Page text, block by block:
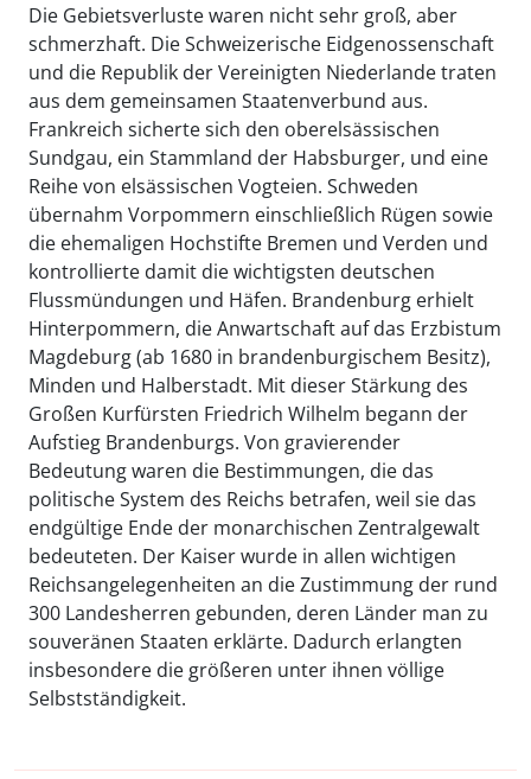
Die Gebietsverluste waren nicht sehr groß, aber
schmerzhaft. Die Schweizerische Eidgenossenschaft
und die Republik der Vereinigten Niederlande traten
aus dem gemeinsamen Staatenverbund aus.
Frankreich sicherte sich den oberelsässischen
Sundgau, ein Stammland der Habsburger, und eine
Reihe von elsässischen Vogteien. Schweden
übernahm Vorpommern einschließlich Rügen sowie
die ehemaligen Hochstifte Bremen und Verden und
kontrollierte damit die wichtigsten deutschen
Flussmündungen und Häfen. Brandenburg erhielt
Hinterpommern, die Anwartschaft auf das Erzbistum
Magdeburg (ab 1680 in brandenburgischem Besitz),
Minden und Halberstadt. Mit dieser Stärkung des
Großen Kurfürsten Friedrich Wilhelm begann der
Aufstieg Brandenburgs. Von gravierender
Bedeutung waren die Bestimmungen, die das
politische System des Reichs betrafen, weil sie das
endgültige Ende der monarchischen Zentralgewalt
bedeuteten. Der Kaiser wurde in allen wichtigen
Reichsangelegenheiten an die Zustimmung der rund
300 Landesherren gebunden, deren Länder man zu
souveränen Staaten erklärte. Dadurch erlangten
insbesondere die größeren unter ihnen völlige
Selbstständigkeit.